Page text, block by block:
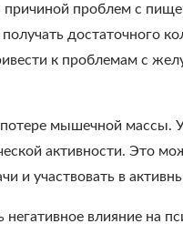
проблем с
достаточного
к проблемам с
потере мышечной
активности. Это
и участвовать в
влияние на